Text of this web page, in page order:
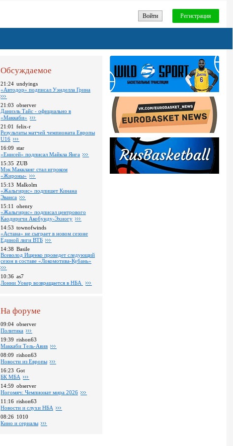
Войти Регистрация
Обсуждаемое
21:24 undyings
«Автодор» подписал Уэнделла Грина
21:03 observer
Даниэль Тайс - официально в
«Маккаби»
21:01 felix-r
Pезультаты матчей чемпионата Европы
U16
16:09 star
«Енисей» подписал Майкла Янга
15:35 ZUB
Мэк Маккланг стал игроком
«Жироны»
15:13 Malkolm
«Жальгирис» подпишет Кинана
Эванса
15:11 ohenry
«Жальгирис» подписал центрового
Каодиричи Акобунду-Эхиогу
14:53 townofwinds
«Астана» не сыграет в новом сезоне
Единой лиги ВТБ
14:38 Basile
Всеволод Ищенко проведет следующий
сезон в составе «Локомотива-Кубань»
10:36 as7
Лонни Уокер возвращается в НБА
На форуме
09:04 observer
Политика
19:39 rishon63
Маккаби Тель-Авив
08:09 rishon63
Новости из Европы
16:23 Got
БК МБА
14:59 observer
Ногомяч: Чемпионат мира 2026
11:16 rishon63
Новости и слухи НБА
08:26 1010
Кино и сериалы